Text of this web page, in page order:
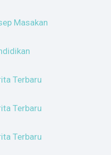
Masakan
Terbaru
Terbaru
Terbaru